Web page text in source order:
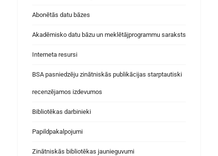
Abonētās datu bāzes
Akadēmisko datu bāzu un meklētājprogrammu saraksts
Interneta resursi
BSA pasniedzēju zinātniskās publikācijas starptautiski
recenzējamos izdevumos
Bibliotēkas darbinieki
Papildpakalpojumi
Zinātniskās bibliotēkas jaunieguvumi